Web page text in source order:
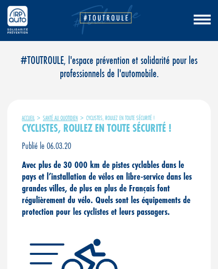
#TOUTROULE, l'espace prévention et solidarité pour les
professionnels de l'automobile.
ACCUEIL > SANTÉ AU QUOTIDIEN > CYCLISTES, ROULEZ EN TOUTE SÉCURITÉ !
CYCLISTES, ROULEZ EN TOUTE SÉCURITÉ !
Publié le 06.03.20
Avec plus de 30 000 km de pistes cyclables dans le
pays et l’installation de vélos en libre-service dans les
grandes villes, de plus en plus de Français font
régulièrement du vélo. Quels sont les équipements de
protection pour les cyclistes et leurs passagers.